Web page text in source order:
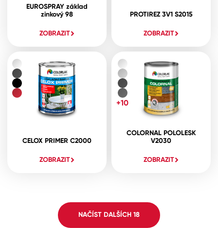
EUROSPRAY základ
zinkový 98
ZOBRAZIT
PROTIREZ 3V1 S2015
ZOBRAZIT
CELOX PRIMER C2000
ZOBRAZIT
COLORNAL POLOLESK
V2030
ZOBRAZIT
+10
NAČÍST DALŠÍCH 18